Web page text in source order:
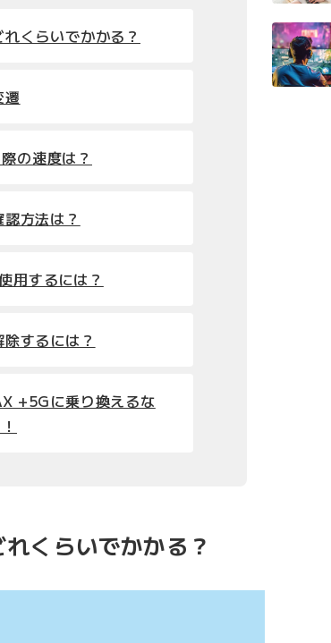
くらいでかかる？
遷
の速度は？
方法は？
用するには？
するには？
+5Gに乗り換えるな
くらいでかかる？